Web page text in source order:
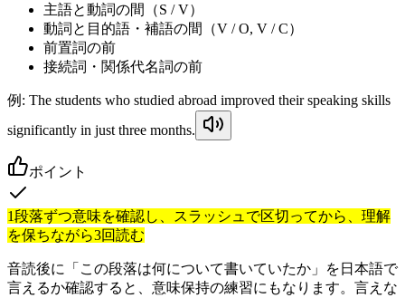
主語と動詞の間（S / V）
動詞と目的語・補語の間（V / O, V / C）
前置詞の前
接続詞・関係代名詞の前
例: The students who studied abroad improved their speaking skills
significantly in just three months.
ポイント
1段落ずつ意味を確認し、スラッシュで区切ってから、理解
を保ちながら3回読む
音読後に「この段落は何について書いていたか」を日本語で
言えるか確認すると、意味保持の練習にもなります。言えな